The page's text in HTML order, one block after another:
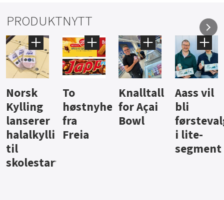
PRODUKTNYTT
Knalltall
for Açai
Bowl
Aass vil
bli
førstevalg
i lite-
Brus og
jus fra
Berentsen
Hard
iste fra
Hansa